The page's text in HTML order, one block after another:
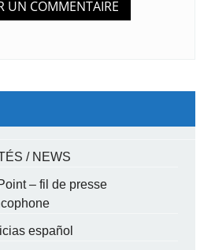
/ NEWS
– fil de presse
español